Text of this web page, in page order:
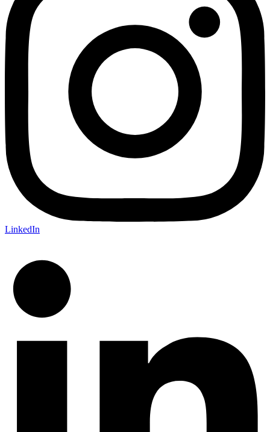
LinkedIn